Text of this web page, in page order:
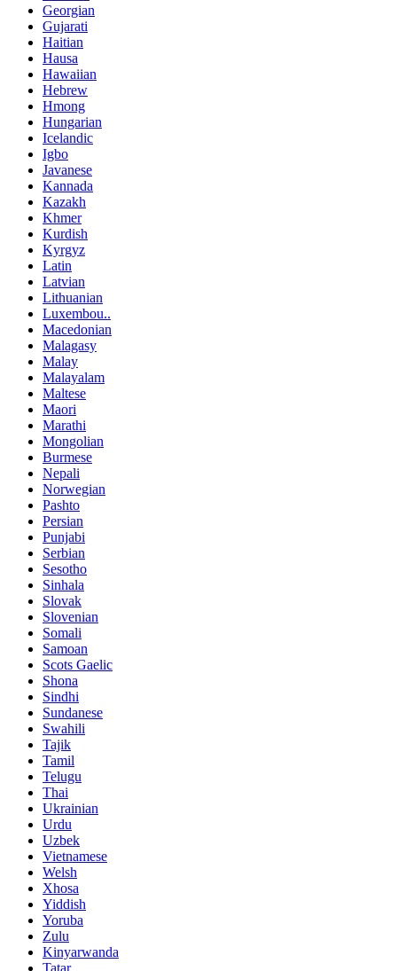
Georgian
Gujarati
Haitian
Hausa
Hawaiian
Hebrew
Hmong
Hungarian
Icelandic
Igbo
Javanese
Kannada
Kazakh
Khmer
Kurdish
Kyrgyz
Latin
Latvian
Lithuanian
Luxembou..
Macedonian
Malagasy
Malay
Malayalam
Maltese
Maori
Marathi
Mongolian
Burmese
Nepali
Norwegian
Pashto
Persian
Punjabi
Serbian
Sesotho
Sinhala
Slovak
Slovenian
Somali
Samoan
Scots Gaelic
Shona
Sindhi
Sundanese
Swahili
Tajik
Tamil
Telugu
Thai
Ukrainian
Urdu
Uzbek
Vietnamese
Welsh
Xhosa
Yiddish
Yoruba
Zulu
Kinyarwanda
Tatar